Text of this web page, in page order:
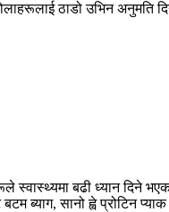
ठाडो उभिन अनुमति
स्वास्थ्यमा बढी ध्यान दिने
ब्याग, सानो ह्वे प्रोटिन